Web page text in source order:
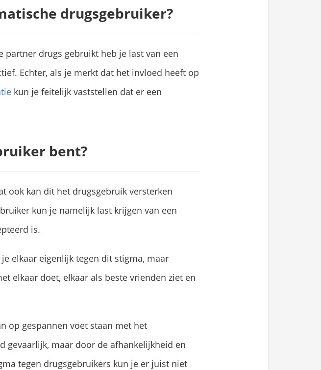
drugsgebruiker?
drugs gebruikt heb je last van een
Echter, als je merkt dat het invloed heeft op
kun je feitelijk vaststellen dat er een
bent?
ook kan dit het drugsgebruik versterken
kun je namelijk last krijgen van een
is.
elkaar eigenlijk tegen dit stigma, maar
elkaar doet, elkaar als beste vrienden ziet en
op gespannen voet staan met het
gevaarlijk, maar door de afhankelijkheid en
tegen drugsgebruikers kun je er juist niet